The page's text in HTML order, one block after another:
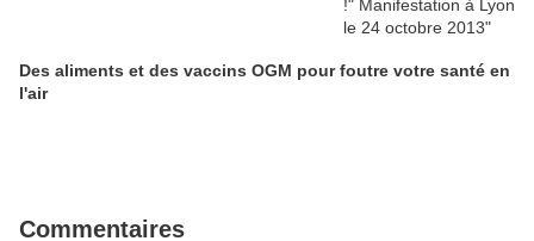
Des aliments et des vaccins OGM pour foutre votre santé en
l'air
Commentaires